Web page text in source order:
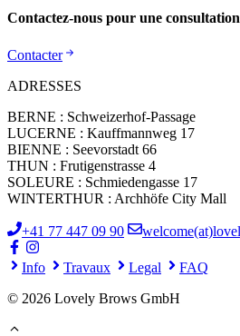
Contactez-nous pour une
Contacter
ADRESSES
BERNE : Schweizerhof-Passage
LUCERNE : Kauffmannweg 17
BIENNE : Seevorstadt 66
THUN : Frutigenstrasse 4
SOLEURE : Schmiedengasse 17
WINTERTHUR : Archhöfe City Mall
+41 77 447 09 90
Info Travaux Legal
FAQ
© 2026 Lovely Brows GmbH